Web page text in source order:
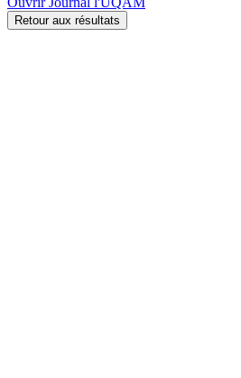
Retour aux résultats